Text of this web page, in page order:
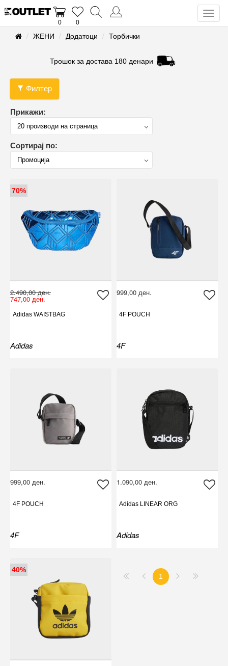
0 0
ЖЕНИ Додатоци Торбички
Трошок за достава 180 денари
Филтер
Прикажи:
Сортирај по:
70%
2.490,00 ден.
747,00 ден.
Adidas WAISTBAG
Adidas
999,00 ден.
4F POUCH
4F
999,00 ден.
4F POUCH
4F
1.090,00 ден.
Adidas LINEAR ORG
Adidas
40%
1